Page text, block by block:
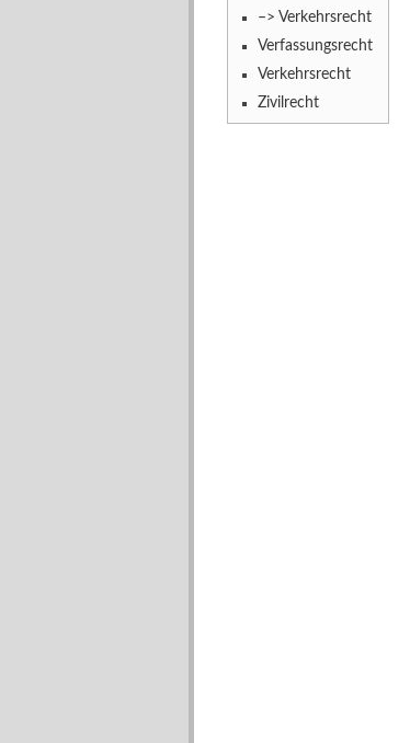
–> Verkehrsrecht
Verfassungsrecht
Verkehrsrecht
Zivilrecht